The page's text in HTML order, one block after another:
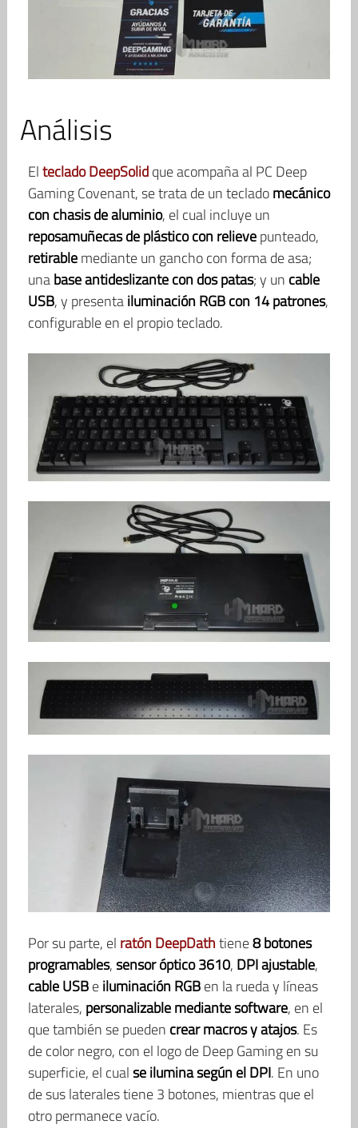
Análisis
Elteclado DeepSolidque acompaña al PC Deep
Gaming Covenant, se trata de un tecladomecánico
con chasis de aluminio, el cual incluye un
reposamuñecas de plástico con relievepunteado,
retirablemediante un gancho con forma de asa;
unabase antideslizante con dos patas; y un cable
USB, y presentailuminación RGB con 14 patrones,
configurable en el propio teclado.
Por su parte, el ratón DeepDathtiene8 botones
programables,sensor óptico 3610, DPI ajustable,
cable USBeiluminación RGBen la rueda y líneas
laterales, personalizable mediante software, en el
que también se pueden crear macros y atajos. Es
de color negro, con el logo de Deep Gaming en su
superficie, el cualse ilumina según el DPI. En uno
de sus laterales tiene 3 botones, mientras que el
otro permanece vacío.